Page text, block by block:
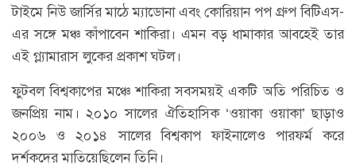
টাইমে নিউ জার্সির মাঠে ম্যাডোনা এবং কোরিয়ান পপ গ্রুপ বিটিএস-
এর সঙ্গে মঞ্চ কাঁপাবেন শাকিরা। এমন বড় ধামাকার আবহেই তার
এই গ্ল্যামারাস লুকের প্রকাশ ঘটল।
ফুটবল বিশ্বকাপের মঞ্চে শাকিরা সবসময়ই একটি অতি পরিচিত ও
জনপ্রিয় নাম। ২০১০ সালের ঐতিহাসিক ‘ওয়াকা ওয়াকা’ ছাড়াও
২০০৬ ও ২০১৪ সালের বিশ্বকাপ ফাইনালেও পারফর্ম করে
দর্শকদের মাতিয়েছিলেন তিনি।